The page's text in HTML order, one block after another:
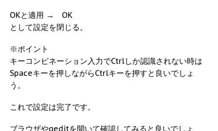
OKと適用 → OK
として設定を閉じる。
※ポイント
キーコンビネーション入力でCtrlしか認識されない時は
Spaceキーを押しながらCtrlキーを押すと良いでしょ
う。
これで設定は完了です。
ブラウザやgeditを開いて確認してみると良いでしょ